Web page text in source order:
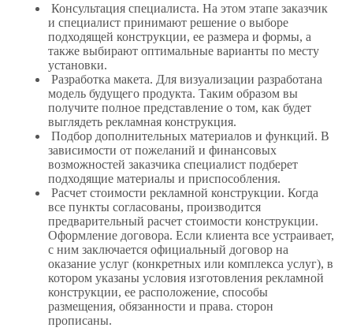
Консультация специалиста. На этом этапе заказчик
и специалист принимают решение о выборе
подходящей конструкции, ее размера и формы, а
также выбирают оптимальные варианты по месту
установки.
Разработка макета. Для визуализации разработана
модель будущего продукта. Таким образом вы
получите полное представление о том, как будет
выглядеть рекламная конструкция.
Подбор дополнительных материалов и функций. В
зависимости от пожеланий и финансовых
возможностей заказчика специалист подберет
подходящие материалы и приспособления.
Расчет стоимости рекламной конструкции. Когда
все пункты согласованы, производится
предварительный расчет стоимости конструкции.
Оформление договора. Если клиента все устраивает,
с ним заключается официальный договор на
оказание услуг (конкретных или комплекса услуг), в
котором указаны условия изготовления рекламной
конструкции, ее расположение, способы
размещения, обязанности и права. сторон
прописаны.